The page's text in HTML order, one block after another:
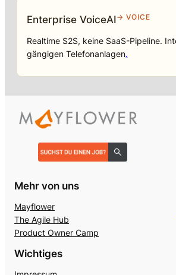
Enterprise VoiceAI→ VOICE
Realtime S2S, keine SaaS-Pipeline.
gängigen Telefonanlagen.
Mehr von uns
Mayflower
The Agile Hub
Product Owner Camp
Wichtiges